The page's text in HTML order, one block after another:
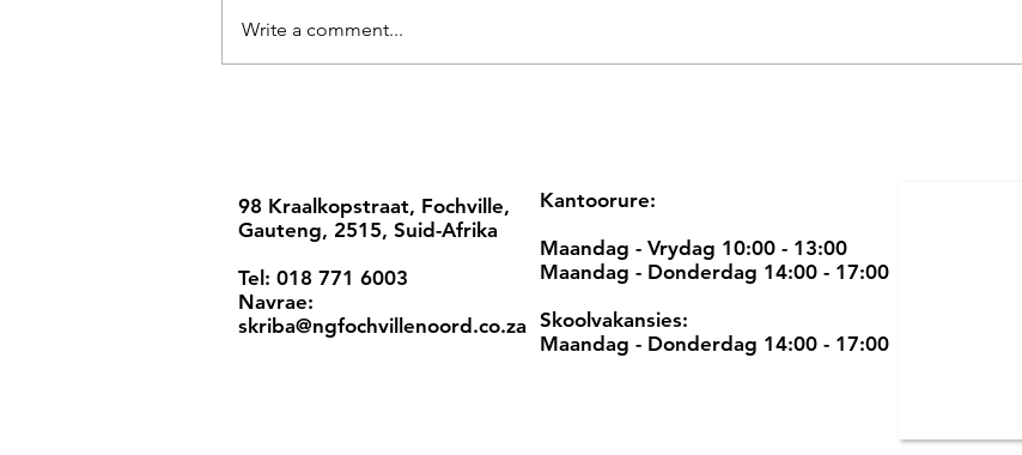
Write a comment...
98 Kraalkopstraat, Fochville,
Gauteng, 2515, Suid-Afrika
Tel: 018 771 6003
Navrae:
skriba@ngfochvillenoord.co.za
Kantoorure:
Maandag - Vrydag 10:00 - 13:00
Maandag - Donderdag 14:00 - 17:00
Skoolvakansies:
Maandag - Donderdag 14:00 - 17:00